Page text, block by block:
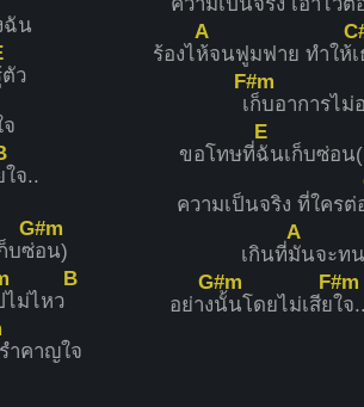
ฉัน
ว
ใจ..
บซ่
G#m
อน)
ไม่ไหว
B
ำคาญใจ
ร้องไ
A
ห้จนฟูมฟาย ทำให้เ
เ
F#m
ก็บอาการไม่อ
ขอโทษที่
E
ฉันเก็บซ่อน
ความเป็นจริง ที่ใครต่
เกินที่
A
มันจะท
อย่าง
G#m
นั้นโดยไม่เสีย
F#m
ใจ